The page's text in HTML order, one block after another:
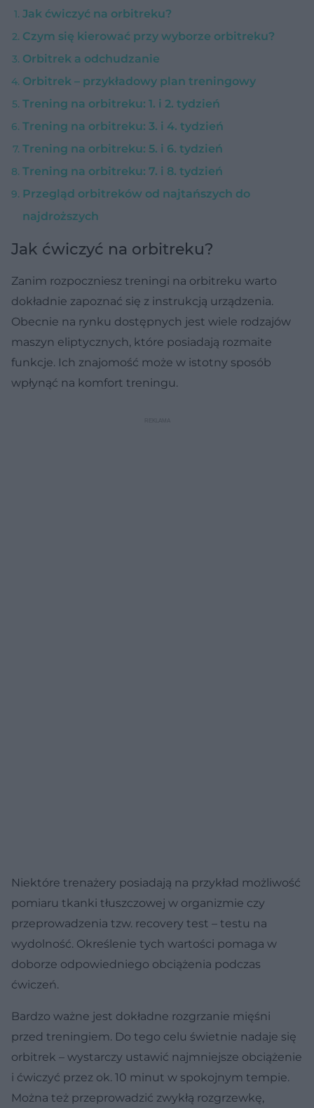
Jak ćwiczyć na orbitreku?
Czym się kierować przy wyborze orbitreku?
Orbitrek a odchudzanie
Orbitrek – przykładowy plan treningowy
Trening na orbitreku: 1. i 2. tydzień
Trening na orbitreku: 3. i 4. tydzień
Trening na orbitreku: 5. i 6. tydzień
Trening na orbitreku: 7. i 8. tydzień
Przegląd orbitreków od najtańszych do
najdroższych
Jak ćwiczyć na orbitreku?
Zanim rozpoczniesz treningi na orbitreku warto
dokładnie zapoznać się z instrukcją urządzenia.
Obecnie na rynku dostępnych jest wiele rodzajów
maszyn eliptycznych, które posiadają rozmaite
funkcje. Ich znajomość może w istotny sposób
wpłynąć na komfort treningu.
Niektóre trenażery posiadają na przykład możliwość
pomiaru tkanki tłuszczowej w organizmie czy
przeprowadzenia tzw. recovery test – testu na
wydolność. Określenie tych wartości pomaga w
doborze odpowiedniego obciążenia podczas
ćwiczeń.
Bardzo ważne jest dokładne rozgrzanie mięśni
przed treningiem. Do tego celu świetnie nadaje się
orbitrek – wystarczy ustawić najmniejsze obciążenie
i ćwiczyć przez ok. 10 minut w spokojnym tempie.
Można też przeprowadzić zwykłą rozgrzewkę,